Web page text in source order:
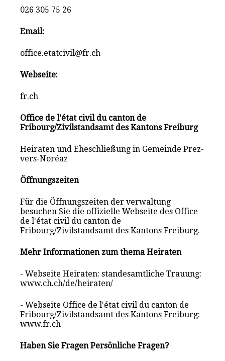
026 305 75 26
Email:
office.etatcivil@fr.ch
Webseite:
fr.ch
Office de l'état civil du canton de
Fribourg/Zivilstandsamt des Kantons Freiburg
Heiraten und Eheschließung in Gemeinde Prez-
vers-Noréaz
Öffnungszeiten
Für die Öffnungszeiten der verwaltung
besuchen Sie die offizielle Webseite des Office
de l'état civil du canton de
Fribourg/Zivilstandsamt des Kantons Freiburg.
Mehr Informationen zum thema Heiraten
- Webseite Heiraten: standesamtliche Trauung:
www.ch.ch/de/heiraten/
- Webseite Office de l'état civil du canton de
Fribourg/Zivilstandsamt des Kantons Freiburg:
www.fr.ch
Haben Sie Fragen Persönliche Fragen?